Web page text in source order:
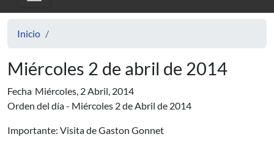
Inicio
Miércoles 2 de abril de 2014
Fecha Miércoles, 2 Abril, 2014
Orden del día - Miércoles 2 de Abril de 2014
Importante: Visita de Gaston Gonnet